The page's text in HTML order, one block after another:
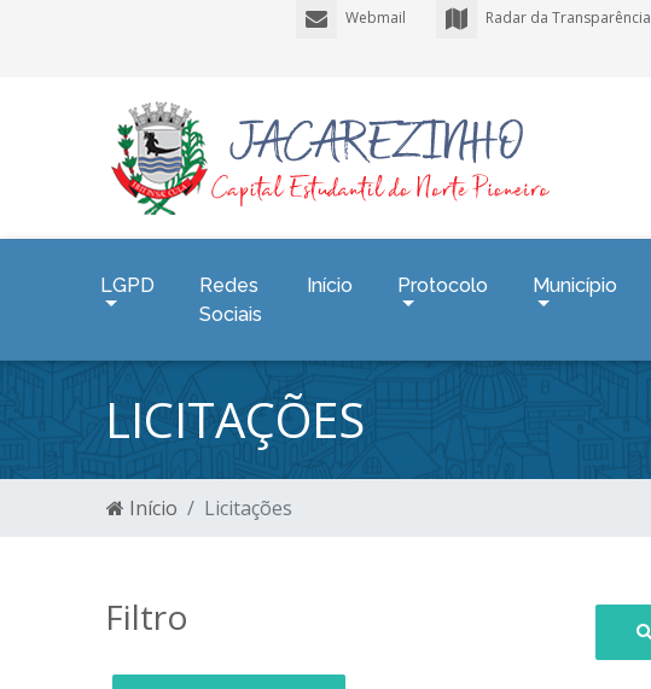
Radar da Transparência
Webmail
LGPD
Redes
Sociais
Início Protocolo Município
LICITAÇÕES
Início Licitações
Filtro